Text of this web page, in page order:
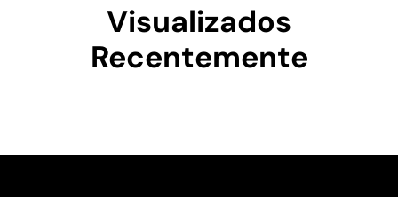
Visualizados
Recentemente